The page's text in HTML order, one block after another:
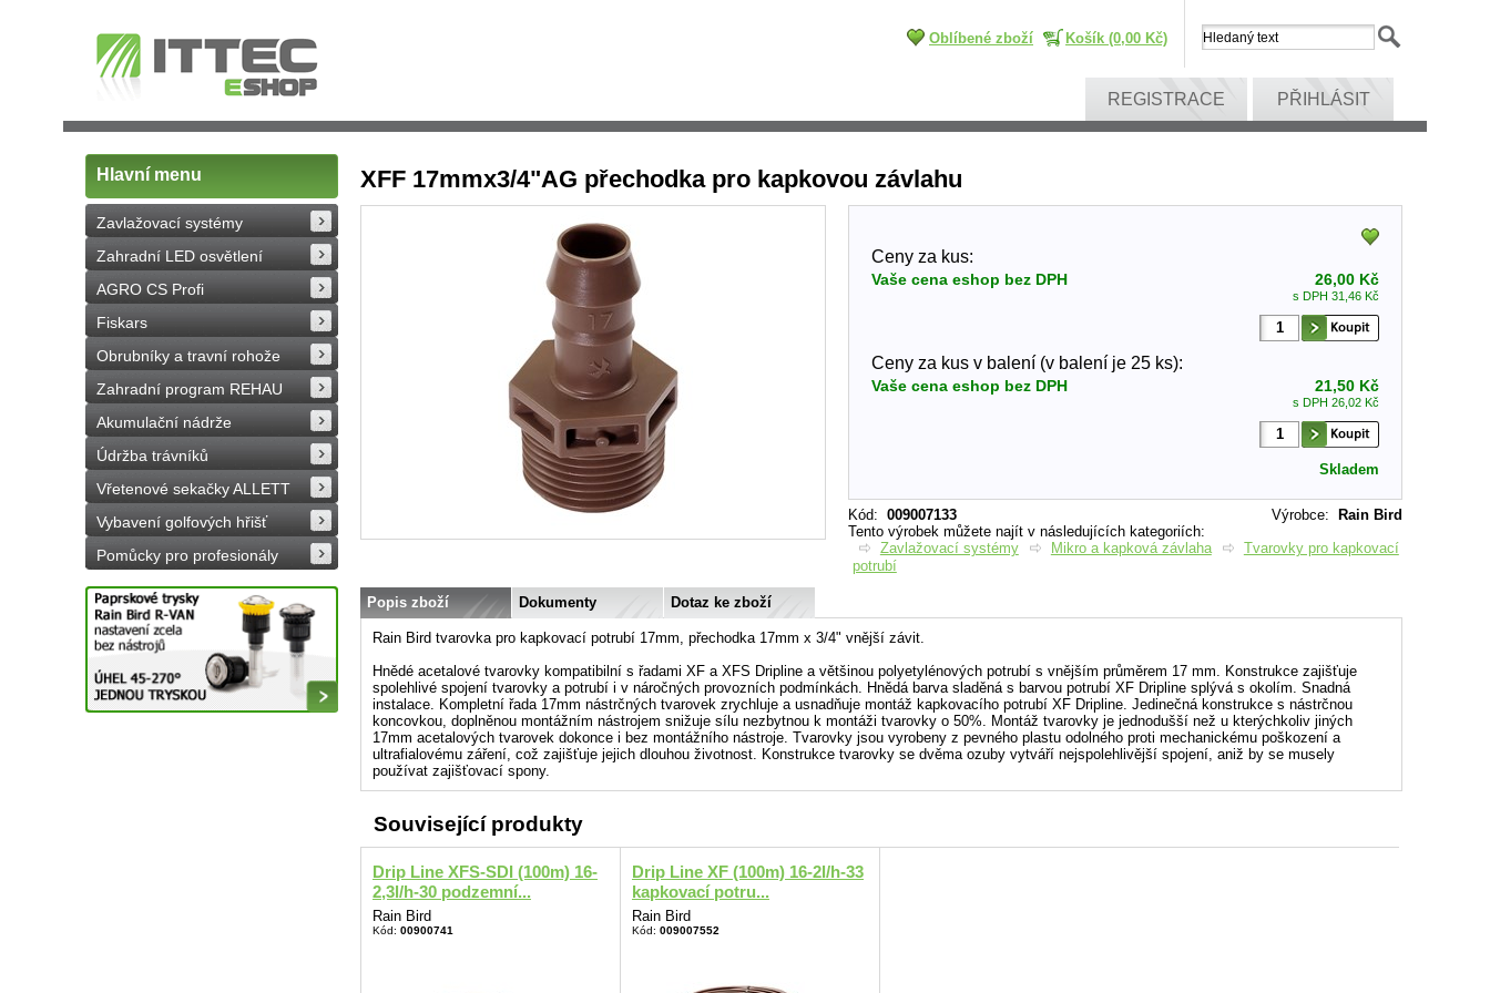
Oblíbené zboží Košík (0,00 Kč)
REGISTRACE PŘIHLÁSIT
Hlavní menu
Zavlažovací systémy
Zahradní LED osvětlení
AGRO CS Profi
Fiskars
Obrubníky a travní rohože
Zahradní program REHAU
Akumulační nádrže
Údržba trávníků
Vřetenové sekačky ALLETT
Vybavení golfových hřišť
Pomůcky pro profesionály
XFF 17mmx3/4"AG přechodka pro kapkovou závlahu
Ceny za kus:
Vaše cena eshop bez DPH 26,00 Kč
s DPH 31,46 Kč
Ceny za kus v balení (v balení je 25 ks):
Vaše cena eshop bez DPH 21,50 Kč
s DPH 26,02 Kč
Skladem
Kód: 009007133 Rain Bird
Výrobce:
Tento výrobek můžete najít v následujících kategoriích:
Zavlažovací systémy
Mikro a kapková závlaha
Tvarovky pro kapkovací
potrubí
Popis zboží Dokumenty Dotaz ke zboží
Rain Bird tvarovka pro kapkovací potrubí 17mm, přechodka 17mm x 3/4" vnější závit.
Hnědé acetalové tvarovky kompatibilní s řadami XF a XFS Dripline a většinou polyetylénových potrubí s vnějším průměrem 17 mm. Konstrukce zajišťuje
spolehlivé spojení tvarovky a potrubí i v náročných provozních podmínkách. Hnědá barva sladěná s barvou potrubí XF Dripline splývá s okolím. Snadná
instalace. Kompletní řada 17mm nástrčných tvarovek zrychluje a usnadňuje montáž kapkovacího potrubí XF Dripline. Jedinečná konstrukce s nástrčnou
koncovkou, doplněnou montážním nástrojem snižuje sílu nezbytnou k montáži tvarovky o 50%. Montáž tvarovky je jednodušší než u kterýchkoliv jiných
17mm acetalových tvarovek dokonce i bez montážního nástroje. Tvarovky jsou vyrobeny z pevného plastu odolného proti mechanickému poškození a
ultrafialovému záření, což zajišťuje jejich dlouhou životnost. Konstrukce tvarovky se dvěma ozuby vytváří nejspolehlivější spojení, aniž by se musely
používat zajišťovací spony.
Související produkty
Drip Line XFS-SDI (100m) 16-
2,3l/h-30 podzemní...
Rain Bird
Kód: 00900741
Drip Line XF (100m) 16-2l/h-33
kapkovací potru...
Rain Bird
Kód: 009007552